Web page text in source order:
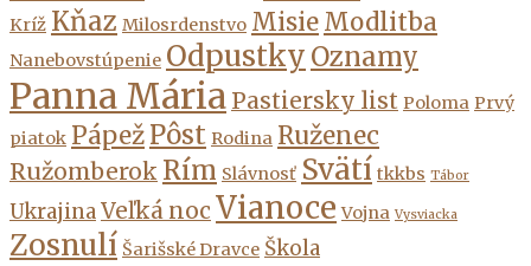
Kríž Kňaz Milosrdenstvo MisieModlitba
Nanebovstúpenie Odpustky Oznamy
Panna Mária Pastiersky list Poloma Prvý
piatok PápežPôst Rodina Ruženec
Ružomberok Rím Slávnosť Svätí tkkbs Tábor
UkrajinaVeľká noc Vianoce Vojna Vysviacka
Zosnulí Šarišské Dravce Škola